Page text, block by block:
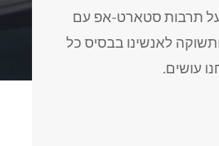
תרבות סטארט-אפ עם
לאנשינו בבסיס כל
עושים.